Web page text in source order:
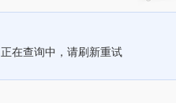
正在查询中，请刷新重试